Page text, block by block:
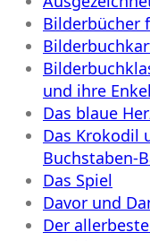
Bilderbücher
und ihre Enkel
Das blaue
Das Krokodil
Buchstaben-
Das Spiel
Davor und
Der